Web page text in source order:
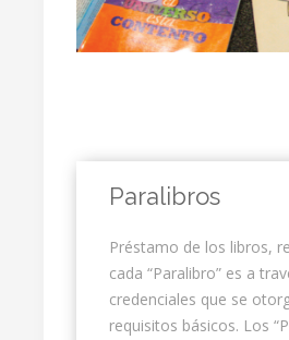
Paralibros
Préstamo de los libros,
cada “Paralibro” es a
credenciales que se
requisitos básicos. Los